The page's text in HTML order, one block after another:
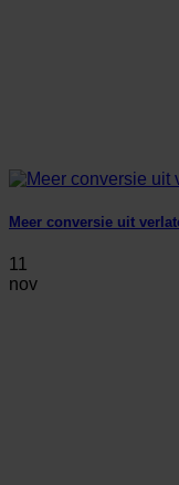
Meer conversie uit
11
nov